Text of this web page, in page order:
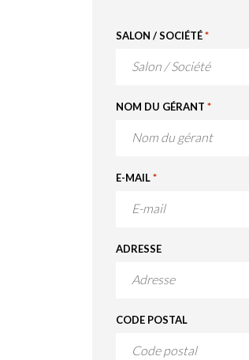
SALON / SOCIÉTÉ *
NOM DU GÉRANT *
E-MAIL *
ADRESSE
CODE POSTAL